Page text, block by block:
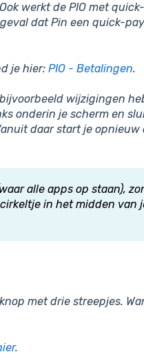
werkt de PIO met
dat Pin een quick-
je hier: PIO - Betalingen.
wijzigingen
onderin je scherm en
daar start je opnieuw
alle apps op staan),
in het midden van
met drie streepjes.
.